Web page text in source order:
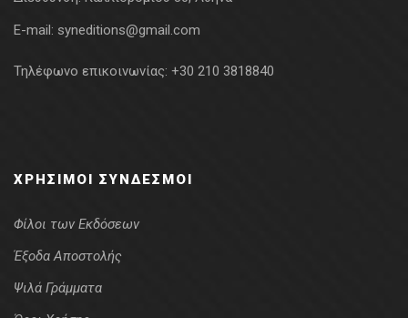
E-mail: syneditions@gmail.com
Τηλέφωνο επικοινωνίας: +30 210 3818840
ΧΡΉΣΙΜΟΙ ΣΎΝΔΕΣΜΟΙ
Φίλοι των Εκδόσεων
Έξοδα Αποστολής
Ψιλά Γράμματα